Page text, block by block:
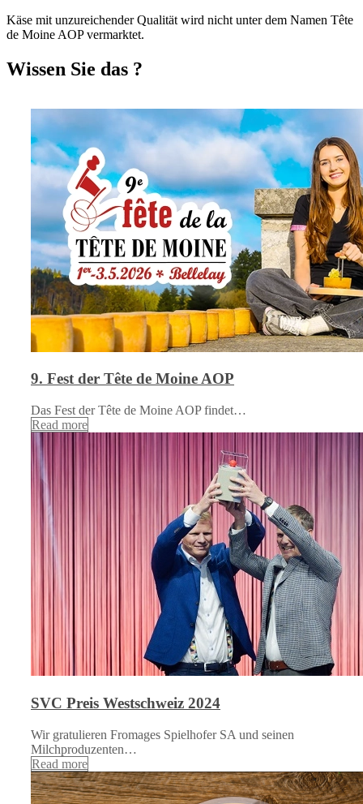
Käse mit unzureichender Qualität wird nicht unter dem Namen Tête
de Moine AOP vermarktet.
Wissen Sie das ?
9. Fest der Tête de Moine AOP
Das Fest der Tête de Moine AOP findet…
Read more
SVC Preis Westschweiz 2024
Wir gratulieren Fromages Spielhofer SA und seinen
Milchproduzenten…
Read more